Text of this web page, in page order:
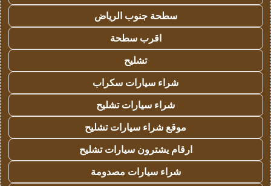
سطحة جنوب الرياض
اقرب سطحة
تشليح
شراء سيارات سكراب
شراء سيارات تشليح
موقع شراء سيارات تشليح
ارقام يشترون سيارات تشليح
شراء سيارات مصدومة